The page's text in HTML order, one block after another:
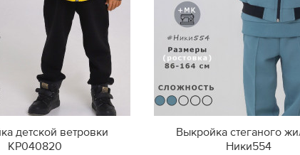
детской ветровки
KP040820
Выкройка стеганого
Ники554